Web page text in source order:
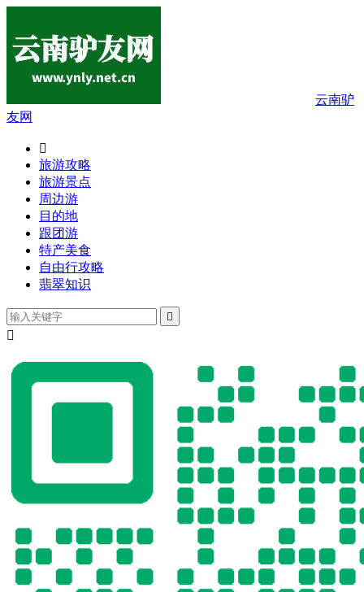
云南驴
友网

旅游攻略
旅游景点
周边游
目的地
跟团游
特产美食
自由行攻略
翡翠知识

